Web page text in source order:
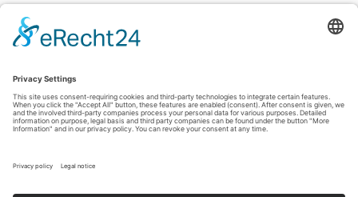
Colofon|Privacyverklaring|Verklaring inzake toegankelijkheid
Contact